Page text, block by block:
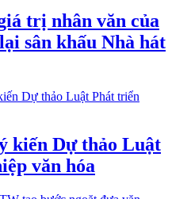
trị nhân văn của
sân khấu Nhà hát
kiến Dự thảo Luật
văn hóa